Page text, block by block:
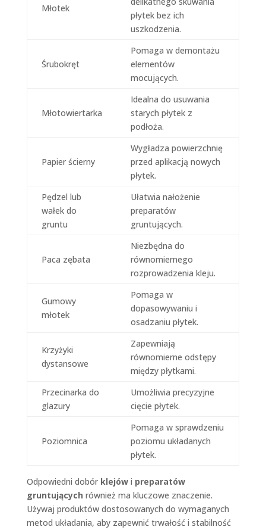
Młotek
płytek bez ich
uszkodzenia.
Śrubokręt
Pomaga w demontażu
elementów
mocujących.
Młotowiertarka
Idealna do usuwania
starych płytek z
podłoża.
Papier ścierny
Wygładza powierzchnię
przed aplikacją nowych
płytek.
Pędzel lub
wałek do
gruntu
Ułatwia nałożenie
preparatów
gruntujących.
Paca zębata
Niezbędna do
równomiernego
rozprowadzenia kleju.
Gumowy
młotek
Pomaga w
dopasowywaniu i
osadzaniu płytek.
Krzyżyki
dystansowe
Zapewniają
równomierne odstępy
między płytkami.
Przecinarka do
glazury
Umożliwia precyzyjne
cięcie płytek.
Poziomnica
Pomaga w sprawdzeniu
poziomu układanych
płytek.
Odpowiedni dobór klejówi preparatów
gruntujących również ma kluczowe znaczenie.
Używaj produktów dostosowanych do wymaganych
metod układania, aby zapewnić trwałość i stabilność